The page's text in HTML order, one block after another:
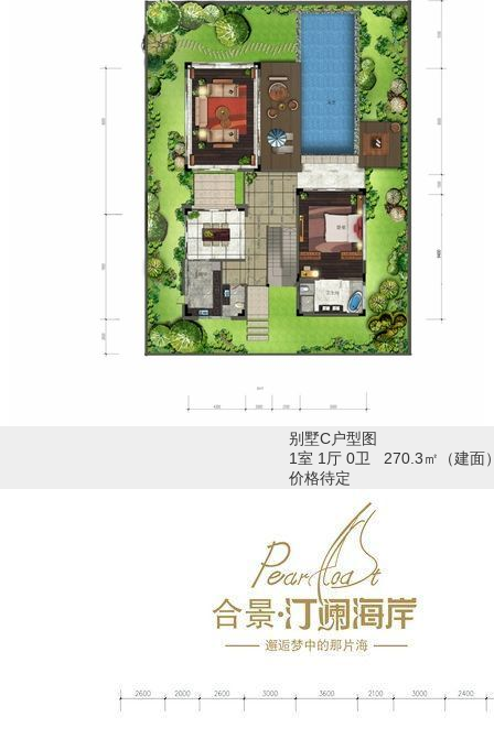
别墅C户型图
1室 1厅 0卫 270.3㎡（建面
价格待定